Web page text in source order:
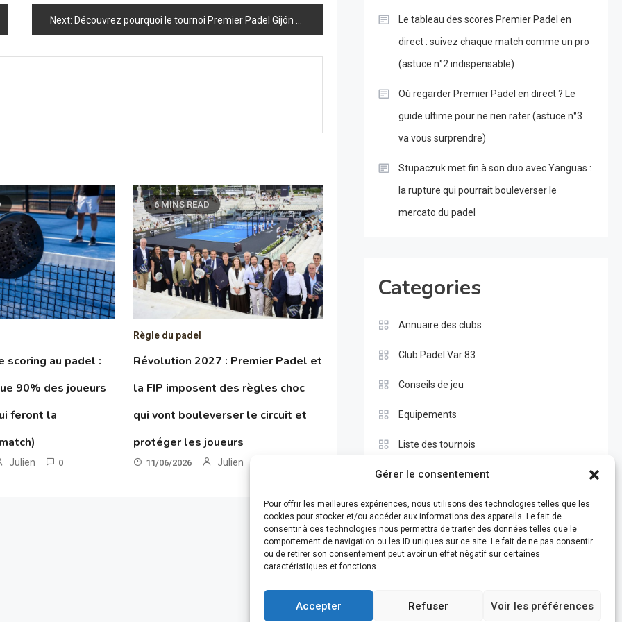
Gérer le consentement
Pour offrir les meilleures expériences, nous utilisons des technologies telles que les
cookies pour stocker et/ou accéder aux informations des appareils. Le fait de
consentir à ces technologies nous permettra de traiter des données telles que le
comportement de navigation ou les ID uniques sur ce site. Le fait de ne pas consentir
ou de retirer son consentement peut avoir un effet négatif sur certaines
caractéristiques et fonctions.
Accepter Refuser Voir les préférences
Next: Découvrez pourquoi le tournoi Premier Padel Gijón P2 bouleverse le circuit du padel cette année !
scoring au padel :
90% des joueurs
feront la
Julien 0
6 MINS READ
Règle du padel
Révolution 2027 : Premier Padel et
la FIP imposent des règles choc
qui vont bouleverser le circuit et
protéger les joueurs
11/06/2026 Julien
Le tableau des scores Premier Padel en
direct : suivez chaque match comme un pro
(astuce n°2 indispensable)
Où regarder Premier Padel en direct ? Le
guide ultime pour ne rien rater (astuce n°3
va vous surprendre)
Stupaczuk met fin à son duo avec Yanguas :
la rupture qui pourrait bouleverser le
mercato du padel
Categories
Annuaire des clubs
Club Padel Var 83
Conseils de jeu
Equipements
Liste des tournois
Pros
Règle du padel
Test